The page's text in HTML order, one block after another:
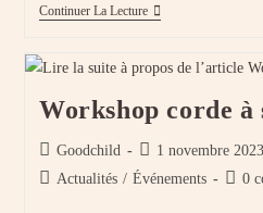
Continuer La LectureSoirée
De
Scène »
Workshop corde à
Auteur/autrice
de
Goodchild
Publication
publiée :
1 novembre 2023
PostActualités / Événements 0